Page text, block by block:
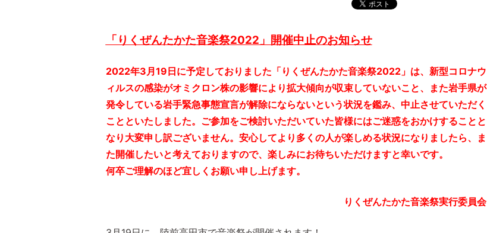
「りくぜんたかた音楽祭2022」開催中止のお知らせ
2022年3月19日に予定しておりました「りくぜんたかた音楽祭2022」は、新型コロナウ
ィルスの感染がオミクロン株の影響により拡大傾向が収束していないこと、また岩手県が
発令している岩手緊急事態宣言が解除にならないという状況を鑑み、中止させていただく
ことといたしました。ご参加をご検討いただいていた皆様にはご迷惑をおかけすることと
なり大変申し訳ございません。安心してより多くの人が楽しめる状況になりましたら、ま
た開催したいと考えておりますので、楽しみにお待ちいただけますと幸いです。
何卒ご理解のほど宜しくお願い申し上げます。
りくぜんたかた音楽祭実行委員会